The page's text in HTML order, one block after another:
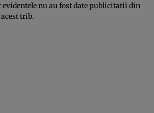
nu au fost date publicitatii din
trib.